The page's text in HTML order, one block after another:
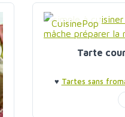
CuisinePop
Tarte
♥ Tartes sans